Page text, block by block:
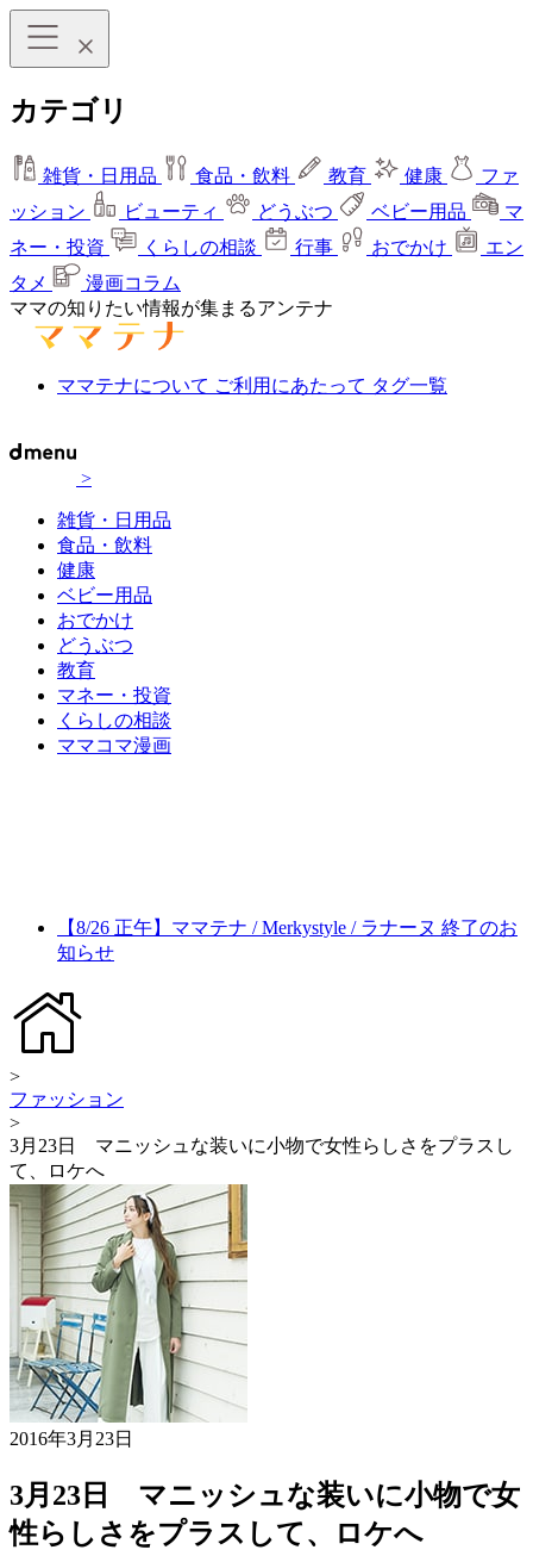
カテゴリ
雑貨・日用品 食品・飲料 教育 健康
ファ
ッション
ビューティ どうぶつ ベビー用品
マ
ネー・投資
くらしの相談 行事 おでかけ
エン
タメ
漫画コラム
ママの知りたい情報が集まるアンテナ
ママテナについて ご利用にあたって タグ一覧
>
雑貨・日用品
食品・飲料
健康
ベビー用品
おでかけ
どうぶつ
教育
マネー・投資
くらしの相談
ママコマ漫画
【8/26 正午】ママテナ / Merkystyle / ラナーヌ 終了のお
知らせ
>
ファッション
>
3月23日 マニッシュな装いに小物で女性らしさをプラスし
て、ロケへ
2016年3月23日
3月23日 マニッシュな装いに小物で女
性らしさをプラスして、ロケへ